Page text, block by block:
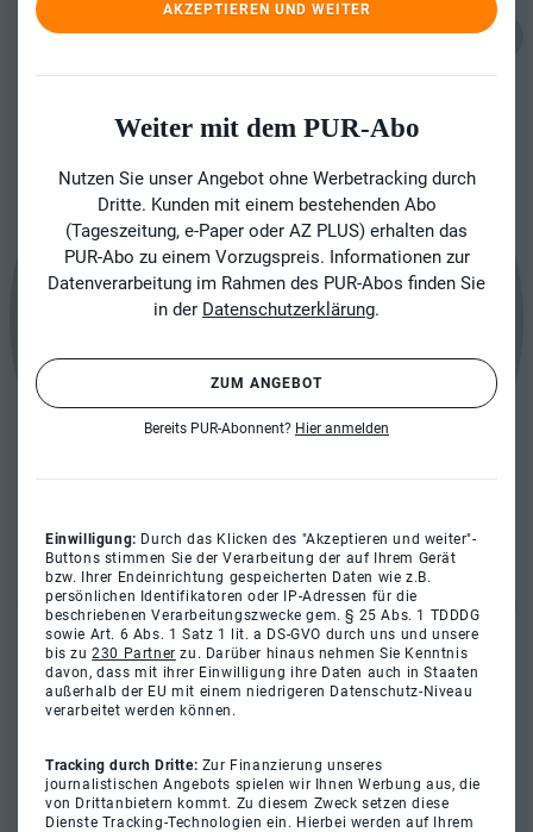
AKZEPTIEREN UND WEITER
Weiter mit dem PUR-Abo
Nutzen Sie unser Angebot ohne Werbetracking durch
Dritte. Kunden mit einem bestehenden Abo
(Tageszeitung, e-Paper oder AZ PLUS) erhalten das
PUR-Abo zu einem Vorzugspreis. Informationen zur
Datenverarbeitung im Rahmen des PUR-Abos finden Sie
in der Datenschutzerklärung.
ZUM ANGEBOT
Bereits PUR-Abonnent? Hier anmelden
Einwilligung: Durch das Klicken des "Akzeptieren und weiter"-
Buttons stimmen Sie der Verarbeitung der auf Ihrem Gerät
bzw. Ihrer Endeinrichtung gespeicherten Daten wie z.B.
persönlichen Identifikatoren oder IP-Adressen für die
beschriebenen Verarbeitungszwecke gem. § 25 Abs. 1 TDDDG
sowie Art. 6 Abs. 1 Satz 1 lit. a DS-GVO durch uns und unsere
bis zu230 Partner zu. Darüber hinaus nehmen Sie Kenntnis
davon, dass mit ihrer Einwilligung ihre Daten auch in Staaten
außerhalb der EU mit einem niedrigeren Datenschutz-Niveau
verarbeitet werden können.
Tracking durch Dritte: Zur Finanzierung unseres
journalistischen Angebots spielen wir Ihnen Werbung aus, die
von Drittanbietern kommt. Zu diesem Zweck setzen diese
Dienste Tracking-Technologien ein. Hierbei werden auf Ihrem